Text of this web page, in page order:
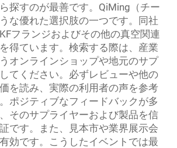
探すのが最善です。QiMing（チー
な優れた選択肢の一つです。同社
フランジおよびその他の真空関連
得ています。検索する際は、産業
オンラインショップや地元のサプ
てください。必ずレビューや他の
を読み、実際の利用者の声を参考
ポジティブなフィードバックが多
そのサプライヤーおよび製品を信
です。また、見本市や業界展示会
効です。こうしたイベントでは最